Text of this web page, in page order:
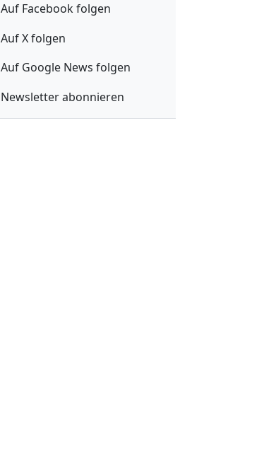
Auf Facebook folgen
Auf X folgen
Auf Google News folgen
Newsletter abonnieren